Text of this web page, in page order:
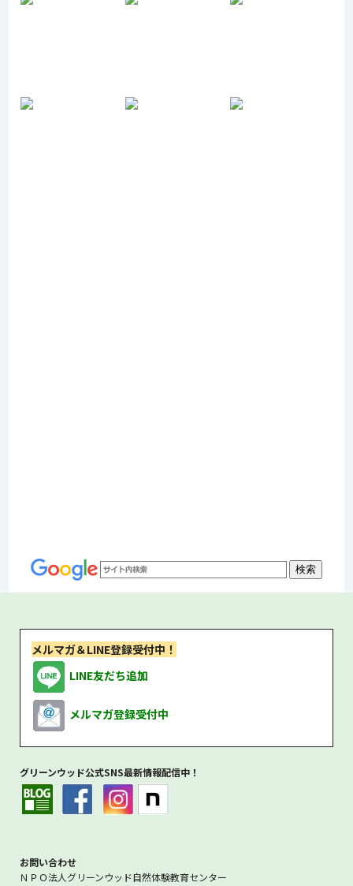
メルマガ＆LINE登録受付中！
LINE友だち追加
メルマガ登録受付中
グリーンウッド公式SNS最新情報配信中！
お問い合わせ
ＮＰＯ法人グリーンウッド自然体験教育センター